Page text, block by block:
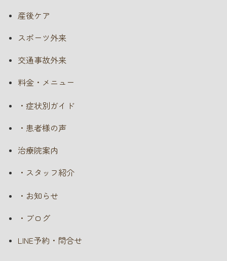
産後ケア
スポーツ外来
交通事故外来
料金・メニュー
・症状別ガイド
・患者様の声
治療院案内
・スタッフ紹介
・お知らせ
・ブログ
LINE予約・問合せ